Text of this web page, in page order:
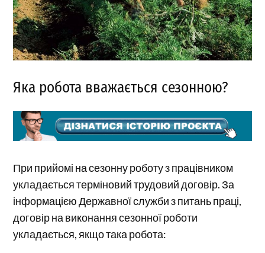
Яка робота вважається сезонною?
При прийомі на сезонну роботу з працівником
укладається терміновий трудовий договір. За
інформацією Державної служби з питань праці,
договір на виконання сезонної роботи
укладається, якщо така робота: